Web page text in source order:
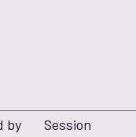
by Session